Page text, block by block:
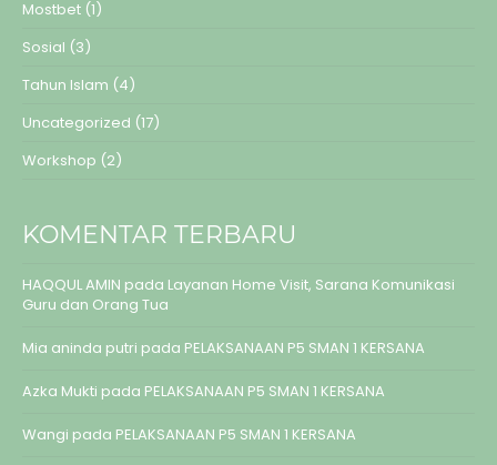
Mostbet (1)
Sosial (3)
Tahun Islam (4)
Uncategorized (17)
Workshop (2)
KOMENTAR TERBARU
HAQQUL AMIN pada Layanan Home Visit, Sarana Komunikasi
Guru dan Orang Tua
Mia aninda putri pada PELAKSANAAN P5 SMAN 1 KERSANA
Azka Mukti pada PELAKSANAAN P5 SMAN 1 KERSANA
Wangi pada PELAKSANAAN P5 SMAN 1 KERSANA